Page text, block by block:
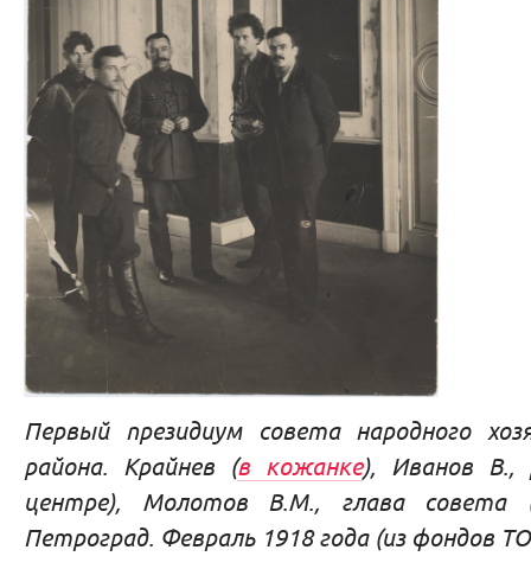
Первый президиум совета народного
района. Крайнев (в кожанке), Иванов В.,
центре), Молотов В.М., глава совета
Петроград. Февраль 1918 года (из фондов